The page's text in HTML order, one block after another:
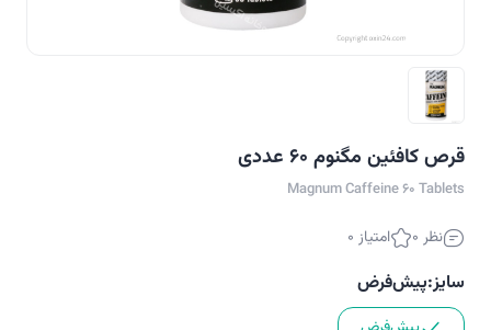
قرص کافئین مگنوم 60 عددی
Magnum Caffeine 60 Tablets
نظر 0 امتیاز 0
سایز:پیش‌فرض